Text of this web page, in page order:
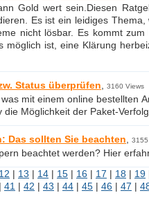
Gold wert sein.Diesen
Es ist ein leidiges
nicht lösbar. Es kommt
ist, eine Klärung
Status überprüfen 3160 Views
mit einem online bestellten
Möglichkeit der Paket-
Das sollten Sie beachten
beachtet werden? Hier
12 | 13 | 14 | 15 | 16 | 17 | 18 | 19
| 41 | 42 | 43 | 44 | 45 | 46 | 47 |